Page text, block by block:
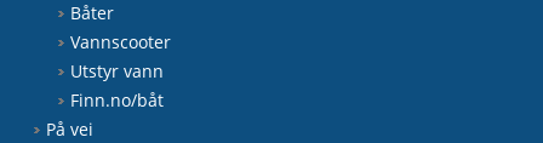
Båter
Vannscooter
Utstyr vann
Finn.no/båt
På vei